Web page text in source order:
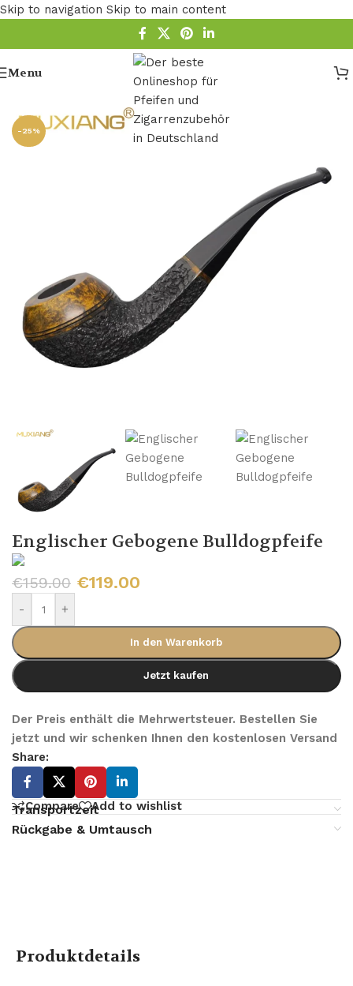
Skip to navigation Skip to main content
Menu
Holz Pfeife/Bruyere Pfeifen
-25%
Englischer Gebogene Bulldogpfeife
€159.00 €119.00
- +
In den Warenkorb
Jetzt kaufen
Der Preis enthält die Mehrwertsteuer. Bestellen Sie
jetzt und wir schenken Ihnen den kostenlosen Versand
Share:
Compare Add to wishlist
Transportzeit
Rückgabe & Umtausch
Produktdetails